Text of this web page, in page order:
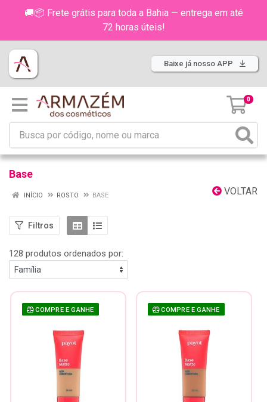
🚚📦 Frete grátis para toda a Bahia — entrega em até
72 horas úteis!
Baixe já nosso APP
0
Base
VOLTAR
INÍCIO ROSTO BASE
Filtros
128 produtos ordenados por:
COMPRE E GANHE COMPRE E GANHE